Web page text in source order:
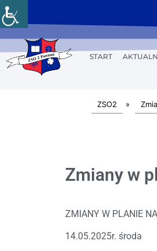
START
ZSO2 »
Zmiany w
ZMIANY W PLANIE
14.05.2025r. środa